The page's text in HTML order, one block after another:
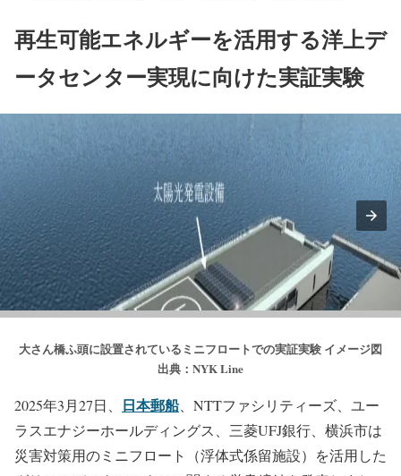
再生可能エネルギーを活用する洋上デ
ータセンター実現に向けた実証実験
大さん橋ふ頭に設置されているミニフロートでの実証実験 イメージ図
出典：NYK Line
2025年3月27日、 日本郵船、NTTファシリティーズ、ユー
ラスエナジーホールディングス、三菱UFJ銀行、横浜市は
災害対策用のミニフロート（浮体式係留施設）を活用した